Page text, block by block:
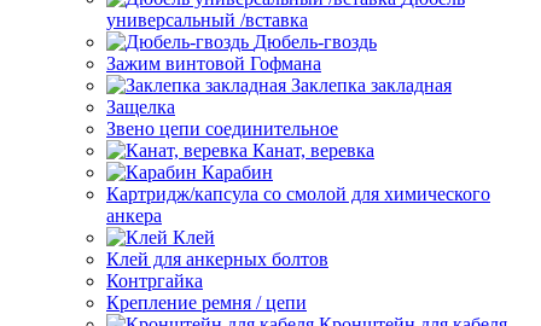
универсальный /вставка
Дюбель-гвоздь
Зажим винтовой Гофмана
Заклепка закладная
Защелка
Звено цепи соединительное
Канат, веревка
Карабин
Картридж/капсула со смолой для химического
анкера
Клей
Клей для анкерных болтов
Контргайка
Крепление ремня / цепи